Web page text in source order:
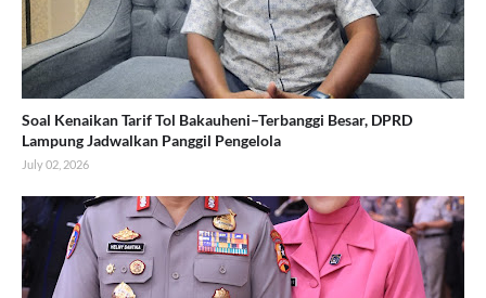
Soal Kenaikan Tarif Tol Bakauheni–Terbanggi Besar, DPRD
Lampung Jadwalkan Panggil Pengelola
July 02, 2026